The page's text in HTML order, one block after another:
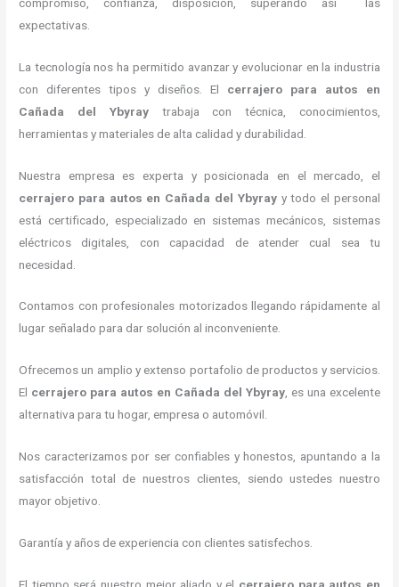
expectativas.
La tecnología nos ha permitido avanzar y evolucionar en la industria
con diferentes tipos y diseños. El cerrajero para autos en
Cañada del Ybyraytrabaja con técnica, conocimientos,
herramientas y materiales de alta calidad y durabilidad.
Nuestra empresa es experta y posicionada en el mercado, el
cerrajero para autos en Cañada del Ybyrayy todo el personal
está certificado, especializado en sistemas mecánicos, sistemas
eléctricos digitales, con capacidad de atender cual sea tu
necesidad.
Contamos con profesionales motorizados llegando rápidamente al
lugar señalado para dar solución al inconveniente.
Ofrecemos un amplio y extenso portafolio de productos y servicios.
El cerrajero para autos en Cañada del Ybyray, es una excelente
alternativa para tu hogar, empresa o automóvil.
Nos caracterizamos por ser confiables y honestos, apuntando a la
satisfacción total de nuestros clientes, siendo ustedes nuestro
mayor objetivo.
Garantía y años de experiencia con clientes satisfechos.